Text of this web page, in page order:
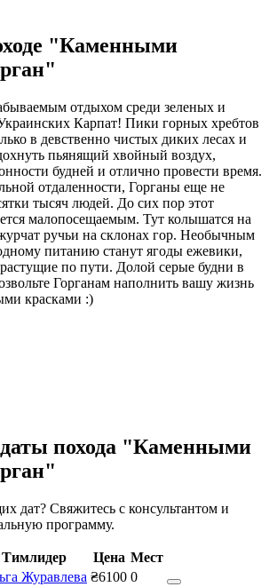
"Каменными
отдыхом среди зеленых и
Карпат! Пики горных хребтов
в девственно чистых диких лесах и
пьянящий хвойный воздух,
будней и отлично провести время.
отдаленности, Горганы еще не
тысяч людей. До сих пор этот
малопосещаемым. Тут колышатся на
ручьи на склонах гор. Необычным
питанию станут ягоды ежевики,
по пути. Долой серые будни в
Горганам наполнить вашу жизнь
красками :)
похода "Каменными
дат? Свяжитесь с консультантом и
программу.
Тимлидер Цена Мест
Журавлева ₴6100 0